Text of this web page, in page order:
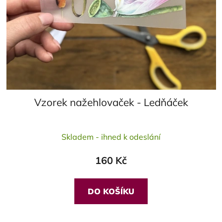
Vzorek nažehlovaček - Ledňáček
hodnocení
je
5,0
z
5
Skladem - ihned k odeslání
160 Kč
DO KOŠÍKU